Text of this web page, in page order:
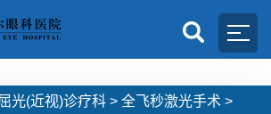
光(近视)诊疗科 > 全飞秒激光手术 >